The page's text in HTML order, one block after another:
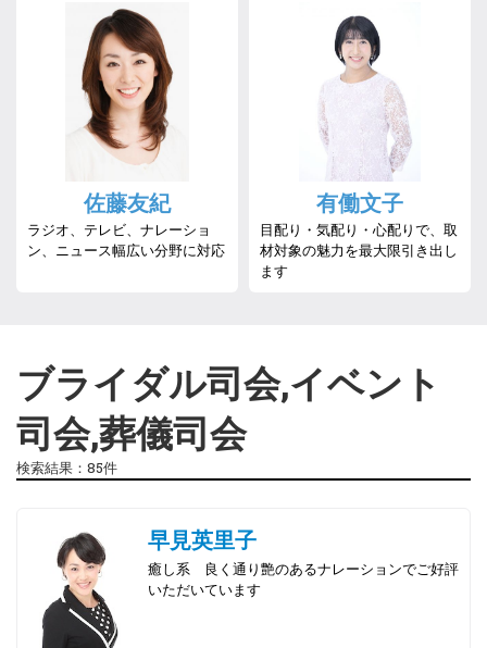
佐藤友紀
ラジオ、テレビ、ナレーショ
ン、ニュース幅広い分野に対応
有働文子
目配り・気配り・心配りで、取
材対象の魅力を最大限引き出し
ます
ブライダル司会,イベント
司会,葬儀司会
検索結果：85件
早見英里子
癒し系 良く通り艶のあるナレーションでご好評
いただいています